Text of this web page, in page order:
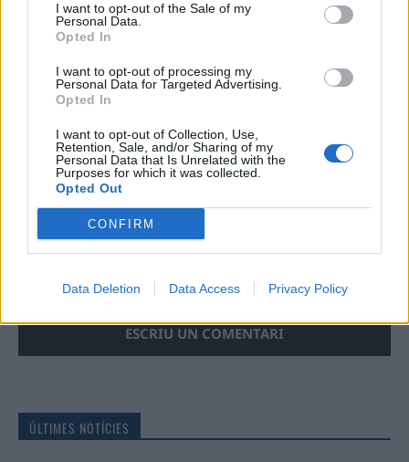
I want to opt-out of the Sale of my
Personal Data.
Opted In
I want to opt-out of processing my
Personal Data for Targeted Advertising.
Opted In
I want to opt-out of Collection, Use,
Retention, Sale, and/or Sharing of my
Personal Data that Is Unrelated with the
Purposes for which it was collected.
Opted Out
CONFIRM
Data Deletion Data Access Privacy Policy
Comentari:
aquest navegador per a la propera vegada que comenti.
ÚLTIMES NOTÍCIES